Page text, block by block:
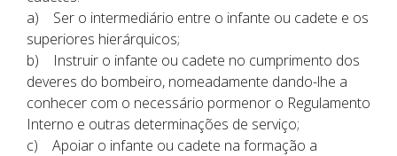
a) Ser o intermediário entre o infante ou cadete e os
superiores hierárquicos;
b) Instruir o infante ou cadete no cumprimento dos
deveres do bombeiro, nomeadamente dando-lhe a
conhecer com o necessário pormenor o Regulamento
Interno e outras determinações de serviço;
c) Apoiar o infante ou cadete na formação a